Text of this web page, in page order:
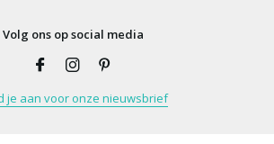
Volg ons op social media
je aan voor onze nieuwsbrief